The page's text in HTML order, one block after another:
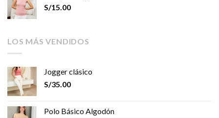
S/15.00
LOS MÁS VENDIDOS
Jogger clásico
S/35.00
Polo Básico Algodón